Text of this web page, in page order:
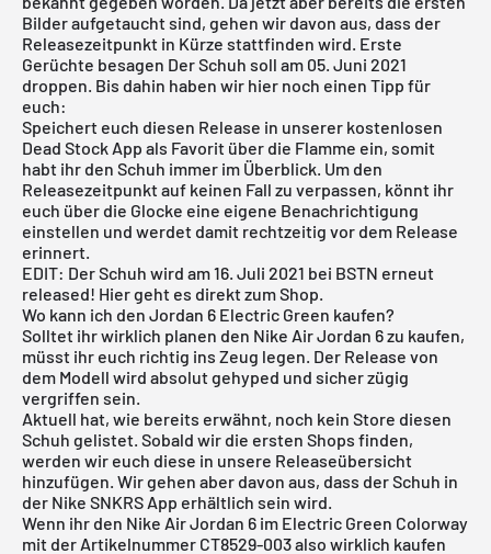
Bilder aufgetaucht sind, gehen wir davon aus, dass der
Releasezeitpunkt in Kürze stattfinden wird. Erste
Gerüchte besagen Der Schuh soll am 05. Juni 2021
droppen. Bis dahin haben wir hier noch einen Tipp für
euch:
Speichert euch diesen Release in unserer kostenlosen
Dead Stock App als Favorit über die Flamme ein, somit
habt ihr den Schuh immer im Überblick. Um den
Releasezeitpunkt auf keinen Fall zu verpassen, könnt ihr
euch über die Glocke eine eigene Benachrichtigung
einstellen und werdet damit rechtzeitig vor dem Release
erinnert.
EDIT: Der Schuh wird am 16. Juli 2021 bei BSTN erneut
released! Hier geht es direkt zum Shop.
Wo kann ich den Jordan 6 Electric Green kaufen?
Solltet ihr wirklich planen den Nike Air Jordan 6 zu kaufen,
müsst ihr euch richtig ins Zeug legen. Der Release von
dem Modell wird absolut gehyped und sicher zügig
vergriffen sein.
Aktuell hat, wie bereits erwähnt, noch kein Store diesen
Schuh gelistet. Sobald wir die ersten Shops finden,
werden wir euch diese in unsere Releaseübersicht
hinzufügen. Wir gehen aber davon aus, dass der Schuh in
der Nike SNKRS App erhältlich sein wird.
Wenn ihr den Nike Air Jordan 6 im Electric Green Colorway
mit der Artikelnummer CT8529-003 also wirklich kaufen